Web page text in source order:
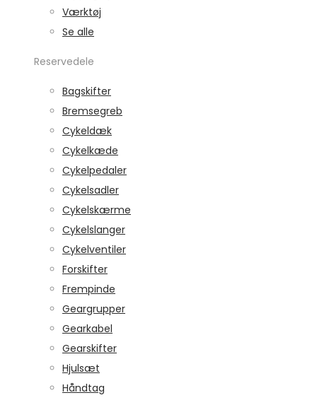
Værktøj
Se alle
Reservedele
Bagskifter
Bremsegreb
Cykeldæk
Cykelkæde
Cykelpedaler
Cykelsadler
Cykelskærme
Cykelslanger
Cykelventiler
Forskifter
Frempinde
Geargrupper
Gearkabel
Gearskifter
Hjulsæt
Håndtag